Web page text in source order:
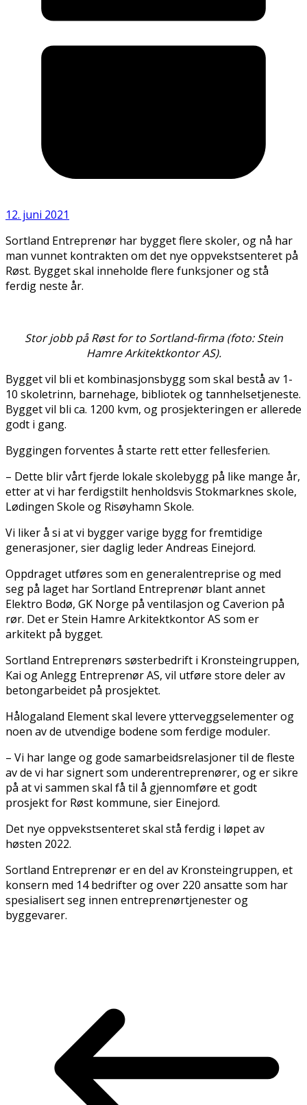
12. juni 2021
Sortland Entreprenør har bygget flere skoler, og nå har
man vunnet kontrakten om det nye oppvekstsenteret på
Røst. Bygget skal inneholde flere funksjoner og stå
ferdig neste år.
Stor jobb på Røst for to Sortland-firma (foto: Stein
Hamre Arkitektkontor AS).
Bygget vil bli et kombinasjonsbygg som skal bestå av 1-
10 skoletrinn, barnehage, bibliotek og tannhelsetjeneste.
Bygget vil bli ca. 1200 kvm, og prosjekteringen er allerede
godt i gang.
Byggingen forventes å starte rett etter fellesferien.
– Dette blir vårt fjerde lokale skolebygg på like mange år,
etter at vi har ferdigstilt henholdsvis Stokmarknes skole,
Lødingen Skole og Risøyhamn Skole.
Vi liker å si at vi bygger varige bygg for fremtidige
generasjoner, sier daglig leder Andreas Einejord.
Oppdraget utføres som en generalentreprise og med
seg på laget har Sortland Entreprenør blant annet
Elektro Bodø, GK Norge på ventilasjon og Caverion på
rør. Det er Stein Hamre Arkitektkontor AS som er
arkitekt på bygget.
Sortland Entreprenørs søsterbedrift i Kronsteingruppen,
Kai og Anlegg Entreprenør AS, vil utføre store deler av
betongarbeidet på prosjektet.
Hålogaland Element skal levere ytterveggselementer og
noen av de utvendige bodene som ferdige moduler.
– Vi har lange og gode samarbeidsrelasjoner til de fleste
av de vi har signert som underentreprenører, og er sikre
på at vi sammen skal få til å gjennomføre et godt
prosjekt for Røst kommune, sier Einejord.
Det nye oppvekstsenteret skal stå ferdig i løpet av
høsten 2022.
Sortland Entreprenør er en del av Kronsteingruppen, et
konsern med 14 bedrifter og over 220 ansatte som har
spesialisert seg innen entreprenørtjenester og
byggevarer.